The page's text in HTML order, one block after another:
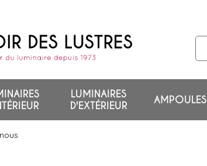
LUMINAIRES
D'EXTÉRIEUR
AMPOULES